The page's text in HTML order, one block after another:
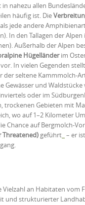
nahezu allen
häufig ist. Die
jede andere
In den Tallagen der
Außerhalb der Alpen
Hügelländerim
In vielen Gegenden
seltene Kammmolch-
und
oder im
Gebieten mit
wo auf 1–2 Kilometer
Chance auf Bergmolch-
Threatened) geführt – er
an Habitaten vom
und strukturierter